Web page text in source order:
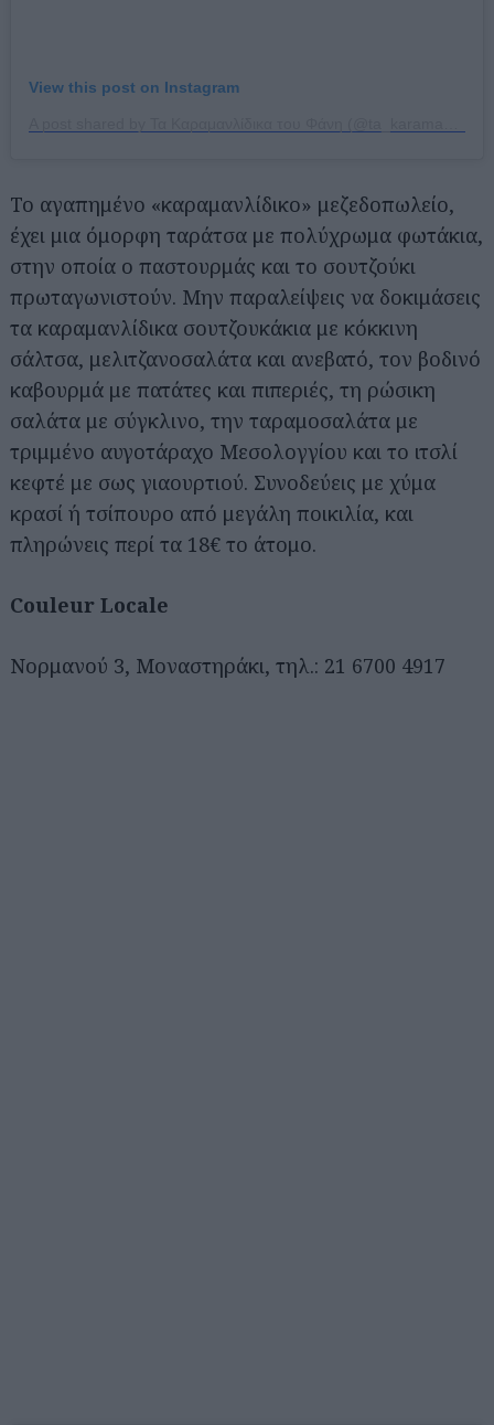
View this post on Instagram
Το αγαπημένο «καραμανλίδικο» μεζεδοπωλείο,
έχει μια όμορφη ταράτσα με πολύχρωμα φωτάκια,
στην οποία ο παστουρμάς και το σουτζούκι
πρωταγωνιστούν. Μην παραλείψεις να δοκιμάσεις
τα καραμανλίδικα σουτζουκάκια με κόκκινη
σάλτσα, μελιτζανοσαλάτα και ανεβατό, τον βοδινό
καβουρμά με πατάτες και πιπεριές, τη ρώσικη
σαλάτα με σύγκλινο, την ταραμοσαλάτα με
τριμμένο αυγοτάραχο Μεσολογγίου και το ιτσλί
κεφτέ με σως γιαουρτιού. Συνοδεύεις με χύμα
κρασί ή τσίπουρο από μεγάλη ποικιλία, και
πληρώνεις περί τα 18€ το άτομο.
Couleur Locale
Νορμανού 3, Μοναστηράκι, τηλ.: 21 6700 4917